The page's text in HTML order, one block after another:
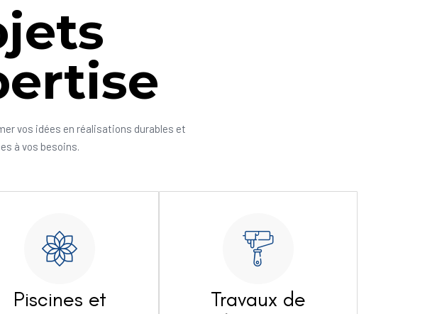
vos idées en réalisations durables et
à vos besoins.
Piscines et
Travaux de